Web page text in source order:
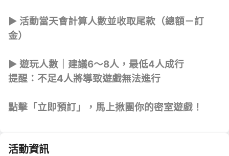
▶ 活動當天會計算人數並收取尾款（總額－訂
金）
▶ 遊玩人數｜建議6～8人，最低4人成行
提醒：不足4人將導致遊戲無法進行
點擊「立即預訂」，馬上揪團你的密室遊戲！
活動資訊